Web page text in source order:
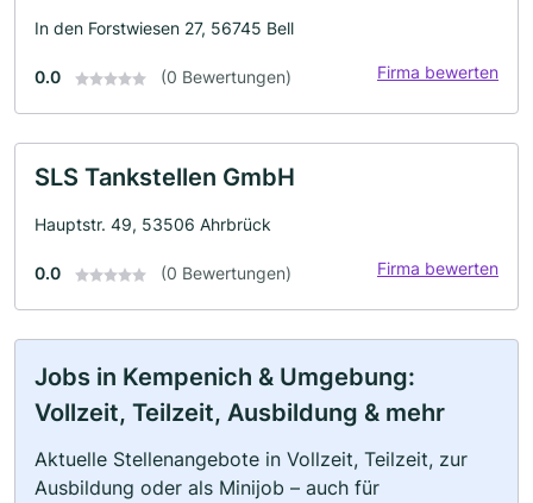
In den Forstwiesen 27, 56745 Bell
0.0 (0 Bewertungen) Firma bewerten
SLS Tankstellen GmbH
Hauptstr. 49, 53506 Ahrbrück
0.0 (0 Bewertungen) Firma bewerten
Jobs in Kempenich & Umgebung:
Vollzeit, Teilzeit, Ausbildung & mehr
Aktuelle Stellenangebote in Vollzeit, Teilzeit, zur
Ausbildung oder als Minijob – auch für